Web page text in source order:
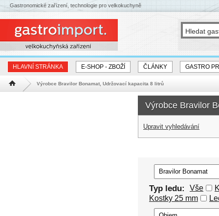
HLAVNÍ STRÁNKA E-SHOP - ZBOŽÍ ČLÁNKY GASTRO
Hlavní stránka Výrobce Bravilor Bonamat, Udržovací kapacita 8 litrů
Výrobce Bravilor
Upravit vyhledávání
Typ ledu: Vše
Kostky 25 mm
Gastronomické zařízení, technologie pro velkokuchyně